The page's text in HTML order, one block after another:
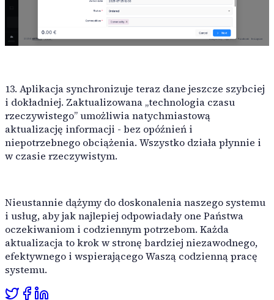
13. Aplikacja synchronizuje teraz dane jeszcze szybciej
i dokładniej. Zaktualizowana „technologia czasu
rzeczywistego” umożliwia natychmiastową
aktualizację informacji - bez opóźnień i
niepotrzebnego obciążenia. Wszystko działa płynnie i
w czasie rzeczywistym.
Nieustannie dążymy do doskonalenia naszego systemu
i usług, aby jak najlepiej odpowiadały one Państwa
oczekiwaniom i codziennym potrzebom. Każda
aktualizacja to krok w stronę bardziej niezawodnego,
efektywnego i wspierającego Waszą codzienną pracę
systemu.